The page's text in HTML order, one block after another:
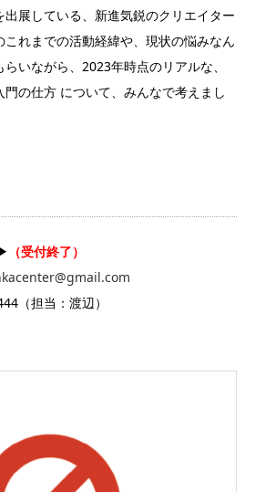
展している、新進気鋭のクリエイター
れまでの活動経緯や、現状の悩みなん
いながら、2023年時点のリアルな、
の仕方 について、みんなで考えまし
（受付終了）
（担当：渡辺）